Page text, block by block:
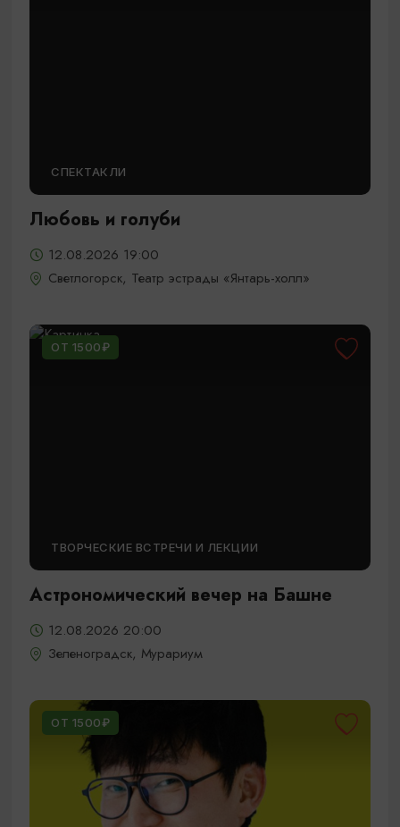
СПЕКТАКЛИ
Любовь и голуби
12.08.2026 19:00
Светлогорск, Театр эстрады «Янтарь-холл»
ОТ 1500₽
ТВОРЧЕСКИЕ ВСТРЕЧИ И ЛЕКЦИИ
Астрономический вечер на Башне
12.08.2026 20:00
Зеленоградск, Мурариум
ОТ 1500₽